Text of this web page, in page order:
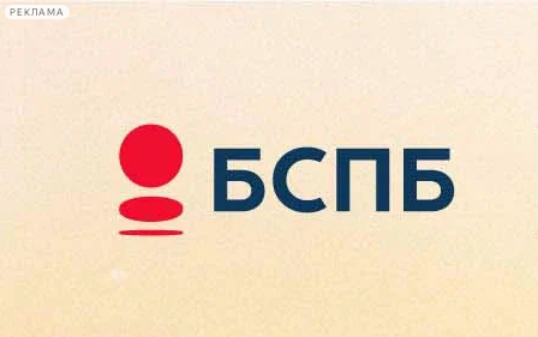
РЕКЛАМА
Сегодня:
2026.08.09
12:32
Афиша Plus